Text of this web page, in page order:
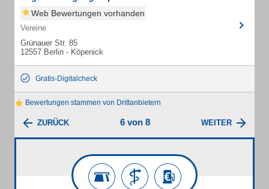
Web Bewertungen vorhanden
Vereine
Grünauer Str. 85
12557 Berlin - Köpenick
Gratis-Digitalcheck
Bewertungen stammen von Drittanbietern
ZURÜCK 6 von 8 WEITER